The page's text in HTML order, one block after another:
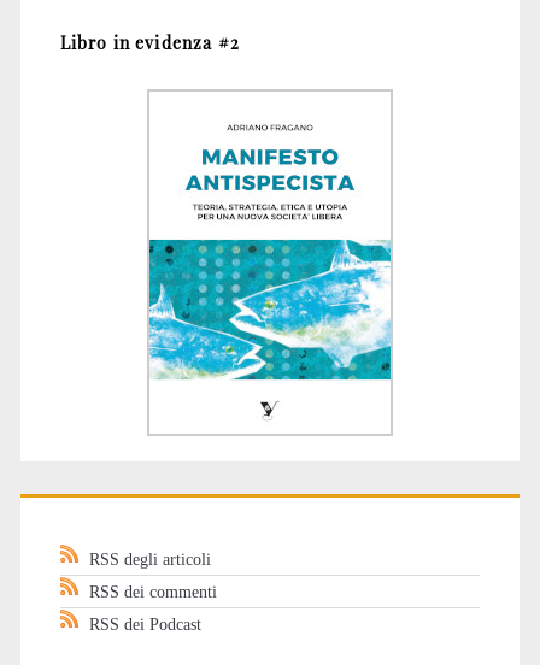
Libro in evidenza #2
RSS degli articoli
RSS dei commenti
RSS dei Podcast